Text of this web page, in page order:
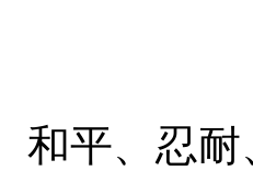
和平、忍